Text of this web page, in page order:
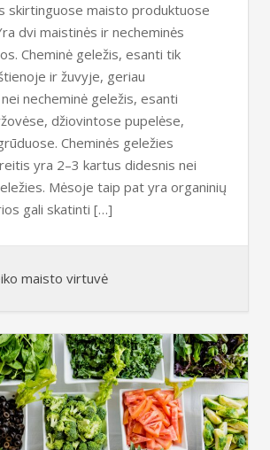
skirtinguose maisto produktuose
dvi maistinės ir necheminės
Cheminė geležis, esanti tik
ir žuvyje, geriau
necheminė geležis, esanti
džiovintose pupelėse,
Cheminės geležies
yra 2–3 kartus didesnis nei
Mėsoje taip pat yra organinių
gali skatinti […]
maisto virtuvė